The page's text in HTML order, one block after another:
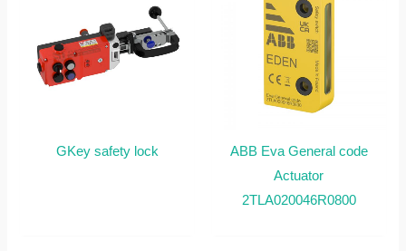
GKey safety lock
ABB Eva General code
Actuator
2TLA020046R0800